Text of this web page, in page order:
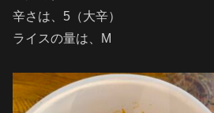
辛さは、5（大辛）
ライスの量は、M